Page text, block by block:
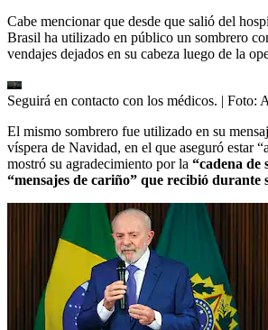
Cabe mencionar que desde que salió del
Brasil ha utilizado en público un sombrero
vendajes dejados en su cabeza luego de la
Seguirá en contacto con los médicos. | Foto:
El mismo sombrero fue utilizado en su
víspera de Navidad, en el que aseguró estar
mostró su agradecimiento por la “cadena de
“mensajes de cariño” que recibió durante